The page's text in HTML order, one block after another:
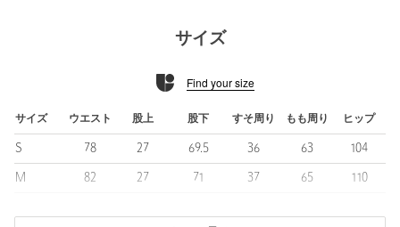
さらっとした心地よいタッチが特徴です。
ジュアルな着こなしまで活躍。
トップスを選ばずデイリーに活躍し、オンオフ兼用で品よくまと
サイズ
Find your size
サイズ ウエスト 股上 股下 すそ周り もも周り ヒップ
S 78 27 69.5 36 63 104
M 82 27 71 37 65 110